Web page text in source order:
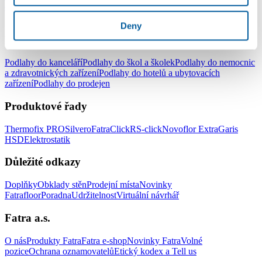
Deny
do ložnicePodlahy do kuchyněPodlahy do koupelnyPodlahy do
Podlahy pro komerční užití
Podlahy do kanceláříPodlahy do škol a školekPodlahy do nemocnic
a zdravotnických zařízeníPodlahy do hotelů a ubytovacích
zařízeníPodlahy do prodejen
Produktové řady
Thermofix PROSilveroFatraClickRS-clickNovoflor ExtraGaris
HSDElektrostatik
Důležité odkazy
DoplňkyObklady stěnProdejní místaNovinky
FatrafloorPoradnaUdržitelnostVirtuální návrhář
Fatra a.s.
O násProdukty FatraFatra e-shopNovinky FatraVolné
poziceOchrana oznamovatelůEtický kodex a Tell us